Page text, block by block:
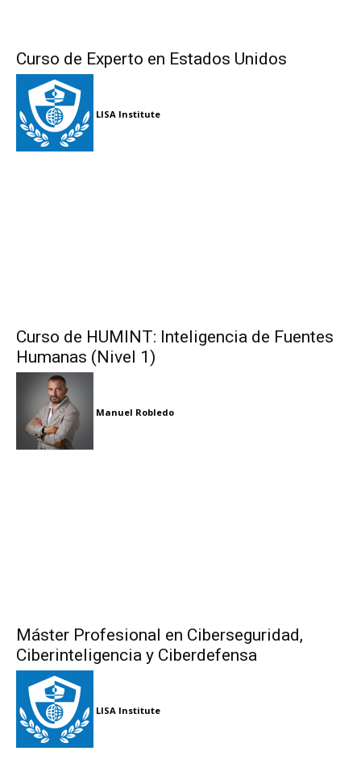
Curso de Experto en Estados Unidos
LISA Institute
Curso de HUMINT: Inteligencia de Fuentes
Humanas (Nivel 1)
Manuel Robledo
Máster Profesional en Ciberseguridad,
Ciberinteligencia y Ciberdefensa
LISA Institute